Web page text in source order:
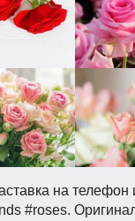
на телефон
#roses.